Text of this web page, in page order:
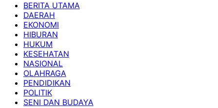
BERITA UTAMA
DAERAH
EKONOMI
HIBURAN
HUKUM
KESEHATAN
NASIONAL
OLAHRAGA
PENDIDIKAN
POLITIK
SENI DAN BUDAYA